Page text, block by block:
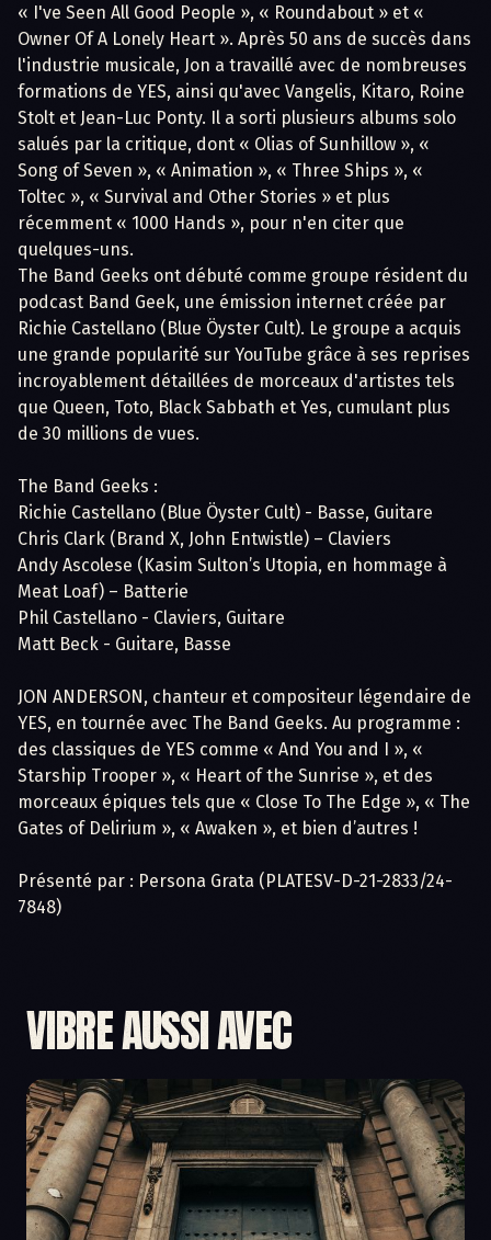
« I've Seen All Good People », « Roundabout » et «
Owner Of A Lonely Heart ». Après 50 ans de succès dans
l'industrie musicale, Jon a travaillé avec de nombreuses
formations de YES, ainsi qu'avec Vangelis, Kitaro, Roine
Stolt et Jean-Luc Ponty. Il a sorti plusieurs albums solo
salués par la critique, dont « Olias of Sunhillow », «
Song of Seven », « Animation », « Three Ships », «
Toltec », « Survival and Other Stories » et plus
récemment « 1000 Hands », pour n'en citer que
quelques-uns.
The Band Geeks ont débuté comme groupe résident du
podcast Band Geek, une émission internet créée par
Richie Castellano (Blue Öyster Cult). Le groupe a acquis
une grande popularité sur YouTube grâce à ses reprises
incroyablement détaillées de morceaux d'artistes tels
que Queen, Toto, Black Sabbath et Yes, cumulant plus
de 30 millions de vues.
The Band Geeks :
Richie Castellano (Blue Öyster Cult) - Basse, Guitare
Chris Clark (Brand X, John Entwistle) – Claviers
Andy Ascolese (Kasim Sulton’s Utopia, en hommage à
Meat Loaf) – Batterie
Phil Castellano - Claviers, Guitare
Matt Beck - Guitare, Basse
JON ANDERSON, chanteur et compositeur légendaire de
YES, en tournée avec The Band Geeks. Au programme :
des classiques de YES comme « And You and I », «
Starship Trooper », « Heart of the Sunrise », et des
morceaux épiques tels que « Close To The Edge », « The
Gates of Delirium », « Awaken », et bien d’autres !
Présenté par : Persona Grata (PLATESV-D-21-2833/24-
7848)
VIBRE AUSSI AVEC